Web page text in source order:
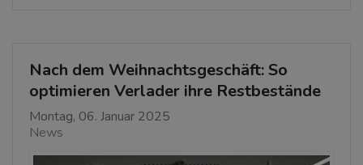
Nach dem Weihnachtsgeschäft: So
optimieren Verlader ihre Restbestände
Montag, 06. Januar 2025
News